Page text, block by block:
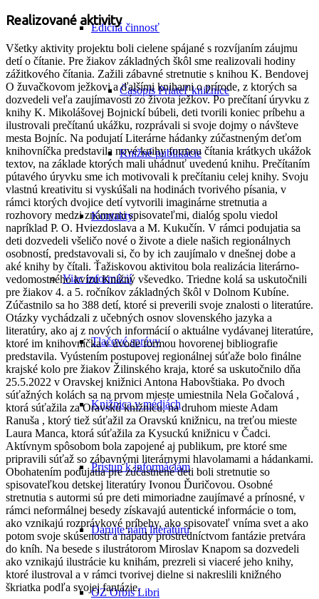
Edičná činnosť
Časopis Priateľ knižnice
Knižné publikácie
Kontakty
Viac informácií
Tlačové správy
Knižnica v médiách
Prístup k informáciám
Darujte nám literatúru
OZ Orbis Libri
Realizované aktivity
Všetky aktivity projektu boli cielene spájané s rozvíjaním záujmu
detí o čítanie. Pre žiakov základných škôl sme realizovali hodiny
zážitkového čítania. Zažili zábavné stretnutie s knihou K. Bendovej
O žuvačkovom ježkovi a ďalšími knihami o prírode, z ktorých sa
dozvedeli veľa zaujímavostí zo života ježkov. Po prečítaní úryvku z
knihy K. Mikolášovej Bojnickí búbeli, deti tvorili koniec príbehu a
ilustrovali prečítanú ukážku, rozprávali si svoje dojmy o návšteve
mesta Bojníc. Na podujatí Literárne hádanky zúčastneným deťom
knihovníčka predstavila nové knihy formou čítania krátkych ukážok
textov, na základe ktorých mali uhádnuť uvedenú knihu. Prečítaním
pútavého úryvku sme ich motivovali k prečítaniu celej knihy. Svoju
vlastnú kreativitu si vyskúšali na hodinách tvorivého písania, v
rámci ktorých dvojice detí vytvorili imaginárne stretnutia a
rozhovory medzi známymi spisovateľmi, dialóg spolu viedol
napríklad P. O. Hviezdoslava a M. Kukučín. V rámci podujatia sa
deti dozvedeli všeličo nové o živote a diele našich regionálnych
osobností, predstavovali si, čo by ich zaujímalo v dnešnej dobe a
aké knihy by čítali. Ťažiskovou aktivitou bola realizácia literárno-
vedomostného kvízu Knižný vševedko. Triedne kolá sa uskutočnili
pre žiakov 4. a 5. ročníkov základných škôl v Dolnom Kubíne.
Zúčastnilo sa ho 388 detí, ktoré si preverili svoje znalosti o literatúre.
Otázky vychádzali z učebných osnov slovenského jazyka a
literatúry, ako aj z nových informácií o aktuálne vydávanej literatúre,
ktoré im knihovníčka v úvode formou hovorenej bibliografie
predstavila. Vyústením postupovej regionálnej súťaže bolo finálne
krajské kolo pre žiakov Žilinského kraja, ktoré sa uskutočnilo dňa
25.5.2022 v Oravskej knižnici Antona Habovštiaka. Po dvoch
súťažných kolách sa na prvom mieste umiestnila Nela Gočalová ,
ktorá súťažila za Oravskú knižnicu, na druhom mieste Adam
Ranuša , ktorý tiež súťažil za Oravskú knižnicu, na treťou mieste
Laura Manca, ktorá súťažila za Kysuckú knižnicu v Čadci.
Aktívnym spôsobom bola zapojené aj publikum, pre ktoré sme
pripravili súťaž so zábavnými literárnymi hlavolamami a hádankami.
Obohatením podujatia pre zúčastnené deti boli stretnutie so
spisovateľkou detskej literatúry Ivonou Ďuričovou. Osobné
stretnutia s autormi sú pre deti mimoriadne zaujímavé a prínosné, v
rámci neformálnej besedy získavajú autentické informácie o tom,
ako vznikajú rozprávkové príbehy, ako spisovateľ vníma svet a ako
potom svoje skúsenosti a nápady prostredníctvom fantázie pretvára
do kníh. Na besede s ilustrátorom Miroslav Knapom sa dozvedeli
ako vznikajú ilustrácie ku knihám, prezreli si viaceré jeho knihy,
ktoré ilustroval a v rámci tvorivej dielne si nakreslili knižného
škriatka podľa svojej fantázie.